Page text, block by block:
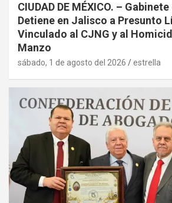
CIUDAD DE MÉXICO. –
Detiene en Jalisco a Presunto
Vinculado al CJNG y al
Manzo
sábado, 1 de agosto del 2026 estrella